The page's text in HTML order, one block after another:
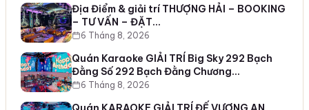
Địa Điểm & giải trí THƯỢNG HẢI – BOOKING
– TƯ VẤN – ĐẶT…
6 Tháng 8, 2026
Quán Karaoke GIẢI TRÍ Big Sky 292 Bạch
Đằng Số 292 Bạch Đằng Chương…
6 Tháng 8, 2026